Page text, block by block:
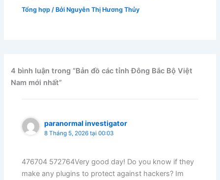
Tổng hợp / Bởi Nguyễn Thị Hương Thủy
4 bình luận trong “Bản đồ các tỉnh Đông Bắc Bộ Việt
Nam mới nhất”
paranormal investigator
8 Tháng 5, 2026 tại 00:03
476704 572764Very good day! Do you know if they
make any plugins to protect against hackers? Im